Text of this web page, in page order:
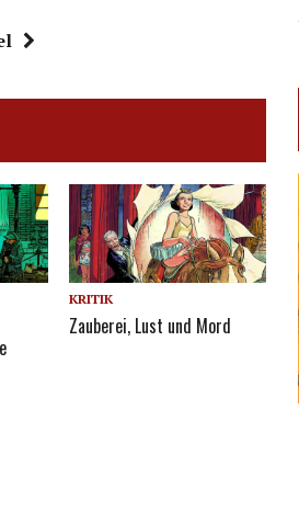
KRITIK
Zauberei, Lust und Mord